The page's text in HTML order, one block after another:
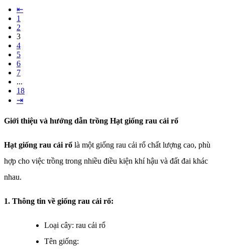
⇤
1
2
3
4
5
6
7
...
18
⇥
Giới thiệu và hướng dẫn trồng Hạt giống rau cải rổ
Hạt giống rau cải rổ là một giống rau cải rổ chất lượng cao, phù
hợp cho việc trồng trong nhiều điều kiện khí hậu và đất đai khác
nhau.
1. Thông tin về giống rau cải rổ:
Loại cây: rau cải rổ
Tên giống: